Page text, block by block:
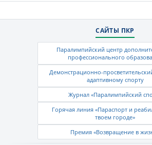
САЙТЫ ПКР
Паралимпийский центр
профессионального
Демонстрационно-
адаптивному спорту
Журнал «Паралимпийский
Горячая линия «Параспорт и
твоем городе»
Премия «Возвращение в